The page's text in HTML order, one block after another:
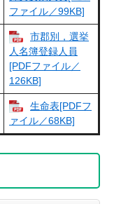
ファイル／99KB]
市郡別，選挙
人名簿登録人員
[PDFファイル／
126KB]
生命表[PDFフ
ァイル／68KB]